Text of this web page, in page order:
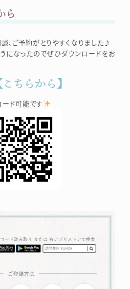
ら
、ご予約がとりやすくなりました♪
になったのでぜひダウンロードをお
こちらから】
ド可能です